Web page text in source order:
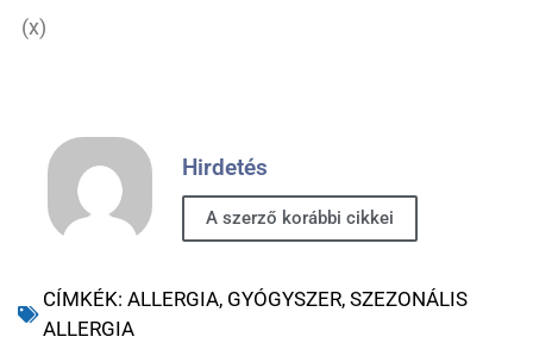
(x)
Hirdetés
A szerző korábbi cikkei
CÍMKÉK: ALLERGIA, GYÓGYSZER, SZEZONÁLIS
ALLERGIA